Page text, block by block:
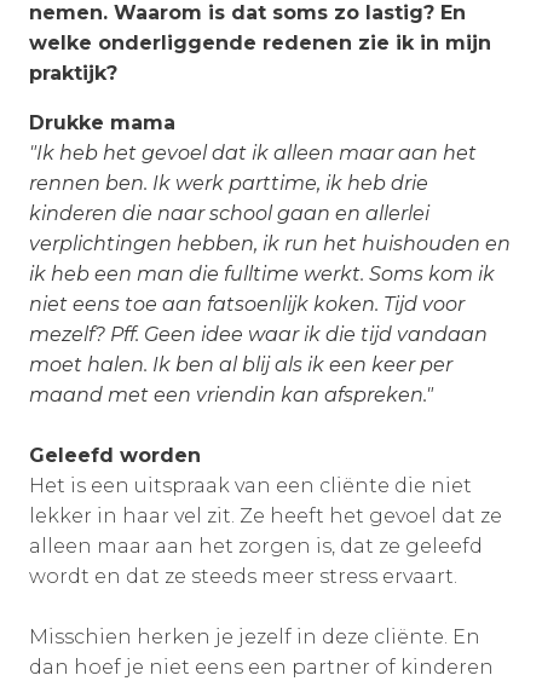
nemen. Waarom is dat soms zo lastig? En
welke onderliggende redenen zie ik in mijn
praktijk?
Drukke mama
"Ik heb het gevoel dat ik alleen maar aan het
rennen ben. Ik werk parttime, ik heb drie
kinderen die naar school gaan en allerlei
verplichtingen hebben, ik run het huishouden en
ik heb een man die fulltime werkt. Soms kom ik
niet eens toe aan fatsoenlijk koken. Tijd voor
mezelf? Pff. Geen idee waar ik die tijd vandaan
moet halen. Ik ben al blij als ik een keer per
maand met een vriendin kan afspreken."
Geleefd worden
Het is een uitspraak van een cliënte die niet
lekker in haar vel zit. Ze heeft het gevoel dat ze
alleen maar aan het zorgen is, dat ze geleefd
wordt en dat ze steeds meer stress ervaart.
Misschien herken je jezelf in deze cliënte. En
dan hoef je niet eens een partner of kinderen